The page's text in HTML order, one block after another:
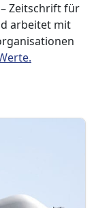
Zeitschrift für
arbeitet mit